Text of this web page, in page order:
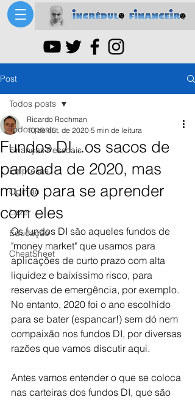
Post
Todos posts
Finanças Pessoais
Empresas
Opinião
Lazer
Educação
CheatSheet
Todos posts
Fundos DI...os sacos de
pancada de 2020, mas
muito para se aprender
com eles
Ricardo Rochman
10 de out. de 2020 5 min de leitura
Os fundos DI são aqueles fundos de
"money market" que usamos para
aplicações de curto prazo com alta
liquidez e baixíssimo risco, para
reservas de emergência, por exemplo.
No entanto, 2020 foi o ano escolhido
para se bater (espancar!) sem dó nem
compaixão nos fundos DI, por diversas
razões que vamos discutir aqui.
Antes vamos entender o que se coloca
nas carteiras dos fundos DI, que são